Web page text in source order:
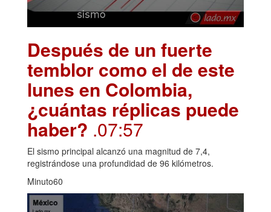
Después de un fuerte
temblor como el de este
lunes en Colombia,
¿cuántas réplicas puede
haber? .07:57
El sismo principal alcanzó una magnitud de 7,4,
registrándose una profundidad de 96 kilómetros.
Minuto60